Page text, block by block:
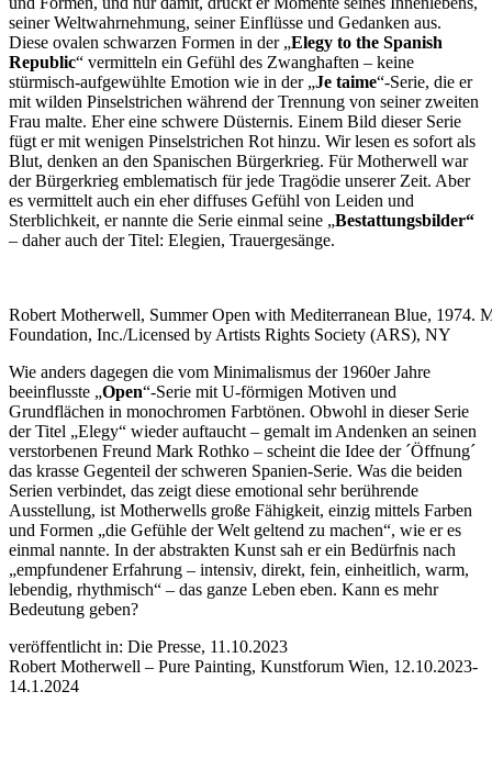
seiner Weltwahrnehmung, seiner Einflüsse und Gedanken aus.
Diese ovalen schwarzen Formen in der „Elegy to the Spanish
Republic“ vermitteln ein Gefühl des Zwanghaften – keine
stürmisch-aufgewühlte Emotion wie in der „Je taime“-Serie, die er
mit wilden Pinselstrichen während der Trennung von seiner zweiten
Frau malte. Eher eine schwere Düsternis. Einem Bild dieser Serie
fügt er mit wenigen Pinselstrichen Rot hinzu. Wir lesen es sofort als
Blut, denken an den Spanischen Bürgerkrieg. Für Motherwell war
der Bürgerkrieg emblematisch für jede Tragödie unserer Zeit. Aber
es vermittelt auch ein eher diffuses Gefühl von Leiden und
Sterblichkeit, er nannte die Serie einmal seine „Bestattungsbilder“
– daher auch der Titel: Elegien, Trauergesänge.
Robert Motherwell, Summer Open with Mediterranean Blue, 1974.
Foundation, Inc./Licensed by Artists Rights Society (ARS), NY
Wie anders dagegen die vom Minimalismus der 1960er Jahre
beeinflusste „Open“-Serie mit U-förmigen Motiven und
Grundflächen in monochromen Farbtönen. Obwohl in dieser Serie
der Titel „Elegy“ wieder auftaucht – gemalt im Andenken an seinen
verstorbenen Freund Mark Rothko – scheint die Idee der ´Öffnung´
das krasse Gegenteil der schweren Spanien-Serie. Was die beiden
Serien verbindet, das zeigt diese emotional sehr berührende
Ausstellung, ist Motherwells große Fähigkeit, einzig mittels Farben
und Formen „die Gefühle der Welt geltend zu machen“, wie er es
einmal nannte. In der abstrakten Kunst sah er ein Bedürfnis nach
„empfundener Erfahrung – intensiv, direkt, fein, einheitlich, warm,
lebendig, rhythmisch“ – das ganze Leben eben. Kann es mehr
Bedeutung geben?
veröffentlicht in: Die Presse, 11.10.2023
Robert Motherwell – Pure Painting, Kunstforum Wien, 12.10.2023-
14.1.2024